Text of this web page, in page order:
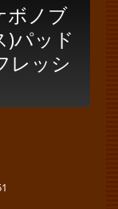
ノブ
)パッド
レッシ